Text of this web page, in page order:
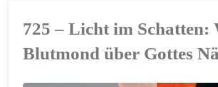
725 – Licht im Schatten:
Blutmond über Gottes